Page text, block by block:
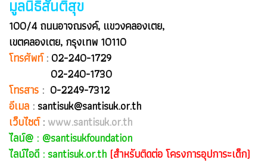
มูลนิธิสันติสุข
100/4 ถนนอาจณรงค์, แขวงคลองเตย,
เขตคลองเตย, กรุงเทพ 10110
โทรศัพท์:02-240-1729
02-240-1730
โทรสาร : 0-2249-7312
อีเมล : santisuk@santisuk.or.th
เว็บไซต์: www.santisuk.or.th
ไลน์@ : @santisukfoundation
ไลน์ไอดี : santisuk.or.th (สำหรับติดต่อ โครงการอุปการะเด็ก)